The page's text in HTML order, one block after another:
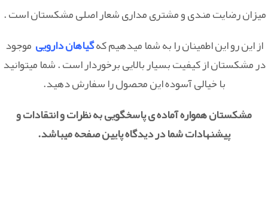
میزان رضایت مندی و مشتری مداری شعار اصلی مشکستان است .
از این رو این اطمینان را به شما میدهیم کهگیاهان دارویی موجود
در مشکستان از کیفیت بسیار بالایی برخوردار است . شما میتوانید
با خیالی آسوده این محصول را سفارش دهید.
مشکستان همواره آماده ی پاسخگویی به نظرات و انتقادات و
پیشنهادات شما در دیدگاه پایین صفحه میباشد.